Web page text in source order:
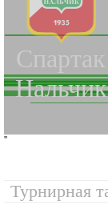
Спартак
Нальчик
''
Турнирная